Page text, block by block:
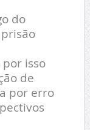
do
isso
de
por erro